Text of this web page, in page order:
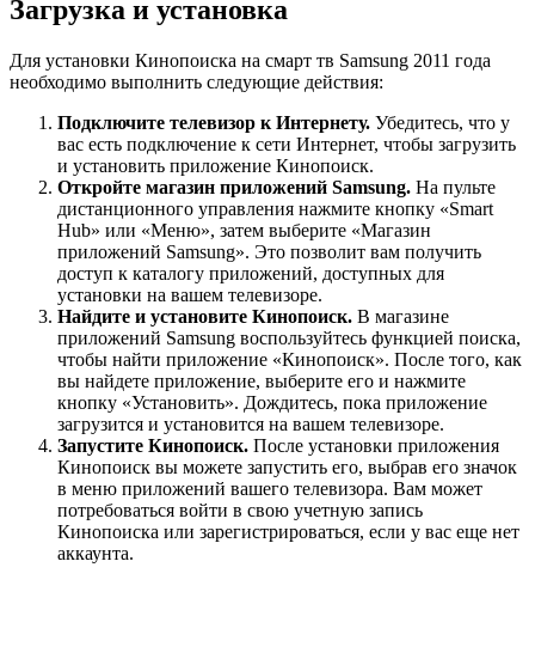
Загрузка и установка
Для установки Кинопоиска на смарт тв Samsung 2011 года
необходимо выполнить следующие действия:
Подключите телевизор к Интернету. Убедитесь, что у
вас есть подключение к сети Интернет, чтобы загрузить
и установить приложение Кинопоиск.
Откройте магазин приложений Samsung. На пульте
дистанционного управления нажмите кнопку «Smart
Hub» или «Меню», затем выберите «Магазин
приложений Samsung». Это позволит вам получить
доступ к каталогу приложений, доступных для
установки на вашем телевизоре.
Найдите и установите Кинопоиск. В магазине
приложений Samsung воспользуйтесь функцией поиска,
чтобы найти приложение «Кинопоиск». После того, как
вы найдете приложение, выберите его и нажмите
кнопку «Установить». Дождитесь, пока приложение
загрузится и установится на вашем телевизоре.
Запустите Кинопоиск. После установки приложения
Кинопоиск вы можете запустить его, выбрав его значок
в меню приложений вашего телевизора. Вам может
потребоваться войти в свою учетную запись
Кинопоиска или зарегистрироваться, если у вас еще нет
аккаунта.